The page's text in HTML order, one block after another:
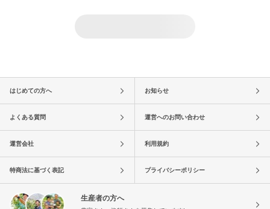
はじめての方へ お知らせ
よくある質問 運営へのお問い合わせ
運営会社 利用規約
特商法に基づく表記 プライバシーポリシー
生産者の方へ